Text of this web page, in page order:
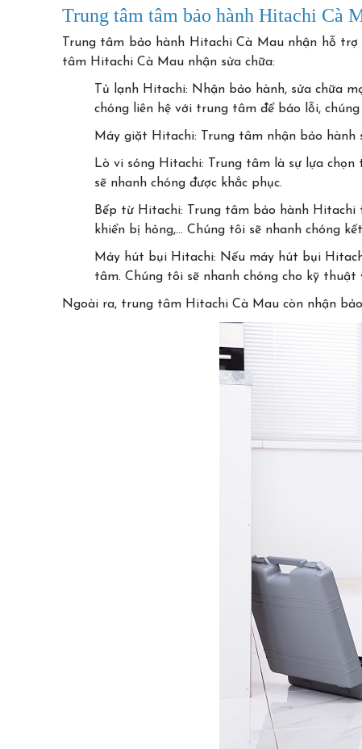
Trung tâm tâm bảo hành Hitachi Cà
Trung tâm bảo hành Hitachi Cà Mau nhận hỗ
tâm Hitachi Cà Mau nhận sửa chữa:
Tủ lạnh Hitachi: Nhận bảo hành, sửa chữa
chóng liên hệ với trung tâm để báo lỗi,
Máy giặt Hitachi: Trung tâm nhận bảo hành
Lò vi sóng Hitachi: Trung tâm là sự lựa
sẽ nhanh chóng được khắc phục.
Bếp từ Hitachi: Trung tâm bảo hành
khiển bị hỏng,… Chúng tôi sẽ nhanh chóng
Máy hút bụi Hitachi: Nếu máy hút bụi
tâm. Chúng tôi sẽ nhanh chóng cho kỹ
Ngoài ra, trung tâm Hitachi Cà Mau còn nhận